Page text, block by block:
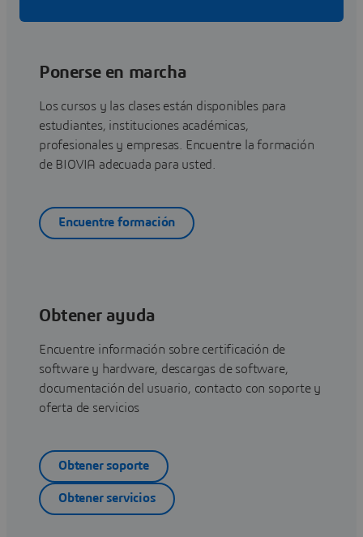
Ponerse en marcha
Los cursos y las clases están disponibles para
estudiantes, instituciones académicas,
profesionales y empresas. Encuentre la formación
de BIOVIA adecuada para usted.
Encuentre formación
Obtener ayuda
Encuentre información sobre certificación de
software y hardware, descargas de software,
documentación del usuario, contacto con soporte y
oferta de servicios
Obtener soporte
Obtener servicios